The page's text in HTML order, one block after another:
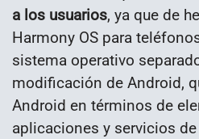
a los usuarios, ya que de
Harmony OS para
sistema operativo
modificación de Android,
Android en términos de
aplicaciones y servicios